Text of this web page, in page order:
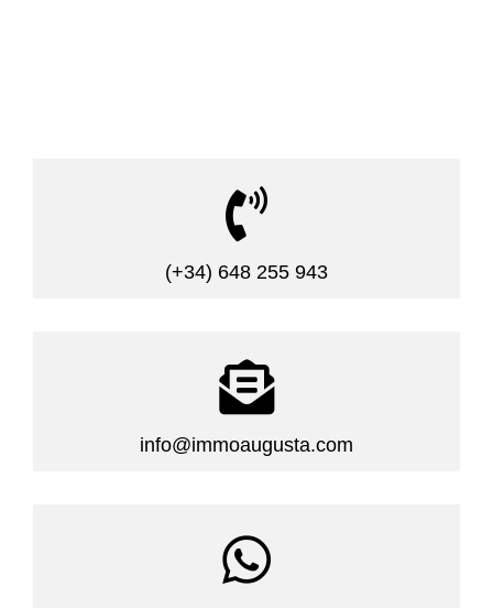

(+34) 648 255 943

info@immoaugusta.com
